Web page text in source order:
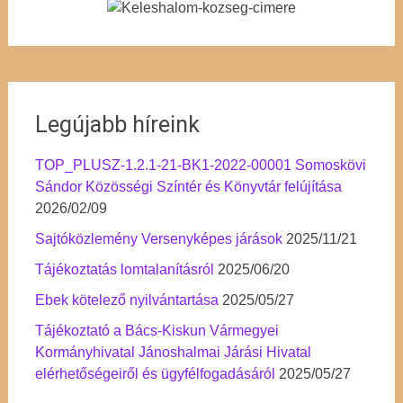
Legújabb híreink
TOP_PLUSZ-1.2.1-21-BK1-2022-00001 Somoskövi
Sándor Közösségi Színtér és Könyvtár felújítása
2026/02/09
Sajtóközlemény Versenyképes járások 2025/11/21
Tájékoztatás lomtalanításról 2025/06/20
Ebek kötelező nyilvántartása 2025/05/27
Tájékoztató a Bács-Kiskun Vármegyei
Kormányhivatal Jánoshalmai Járási Hivatal
elérhetőségeiről és ügyfélfogadásáról 2025/05/27